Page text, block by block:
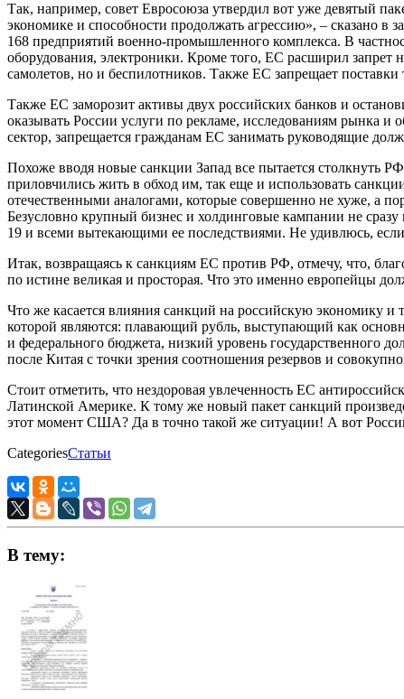
Так, например, совет Евросоюза утвердил вот уже девятый
экономике и способности продолжать агрессию», – сказано в
168 предприятий военно-промышленного комплекса. В
оборудования, электроники. Кроме того, ЕС расширил запрет
самолетов, но и беспилотников. Также ЕС запрещает
Также ЕС заморозит активы двух российских банков и
оказывать России услуги по рекламе, исследованиям рынка
сектор, запрещается гражданам ЕС занимать руководящие
Похоже вводя новые санкции Запад все пытается столкнуть
приловчились жить в обход им, так еще и использовать
отечественными аналогами, которые совершенно не хуже, а
Безусловно крупный бизнес и холдинговые кампании не
19 и всеми вытекающими ее последствиями. Не удивлюсь,
Итак, возвращаясь к санкциям ЕС против РФ, отмечу, что,
по истине великая и просторая. Что это именно европейцы
Что же касается влияния санкций на российскую экономику
которой являются: плавающий рубль, выступающий как
и федерального бюджета, низкий уровень государственного
после Китая с точки зрения соотношения резервов и
Стоит отметить, что нездоровая увлеченность ЕС
Латинской Америке. К тому же новый пакет санкций
этот момент США? Да в точно такой же ситуации! А вот
CategoriesСтатьи
В тему: